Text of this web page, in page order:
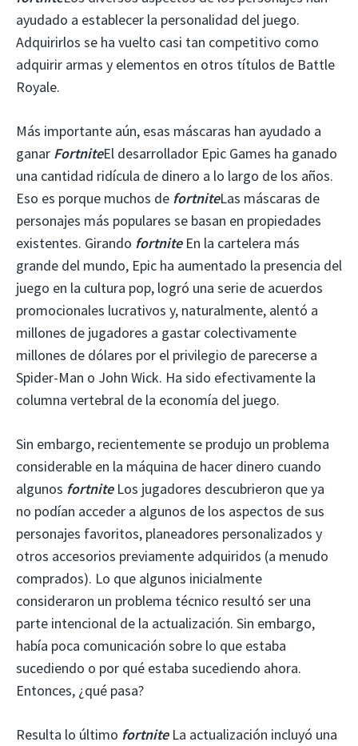
ayudado a establecer la personalidad del juego.
Adquirirlos se ha vuelto casi tan competitivo como
adquirir armas y elementos en otros títulos de Battle
Royale.
Más importante aún, esas máscaras han ayudado a
ganar FortniteEl desarrollador Epic Games ha ganado
una cantidad ridícula de dinero a lo largo de los años.
Eso es porque muchos de fortniteLas máscaras de
personajes más populares se basan en propiedades
existentes. Girando fortnite En la cartelera más
grande del mundo, Epic ha aumentado la presencia del
juego en la cultura pop, logró una serie de acuerdos
promocionales lucrativos y, naturalmente, alentó a
millones de jugadores a gastar colectivamente
millones de dólares por el privilegio de parecerse a
Spider-Man o John Wick. Ha sido efectivamente la
columna vertebral de la economía del juego.
Sin embargo, recientemente se produjo un problema
considerable en la máquina de hacer dinero cuando
algunos fortnite Los jugadores descubrieron que ya
no podían acceder a algunos de los aspectos de sus
personajes favoritos, planeadores personalizados y
otros accesorios previamente adquiridos (a menudo
comprados). Lo que algunos inicialmente
consideraron un problema técnico resultó ser una
parte intencional de la actualización. Sin embargo,
había poca comunicación sobre lo que estaba
sucediendo o por qué estaba sucediendo ahora.
Entonces, ¿qué pasa?
Resulta lo último fortniteLa actualización incluyó una